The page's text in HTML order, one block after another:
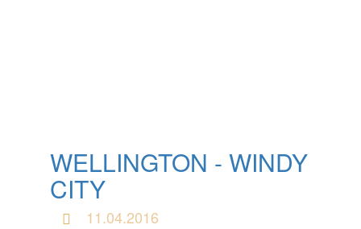
WELLINGTON - WINDY
CITY
11.04.2016